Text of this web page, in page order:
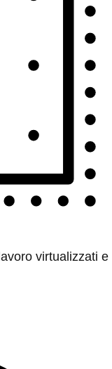
virtualizzati e